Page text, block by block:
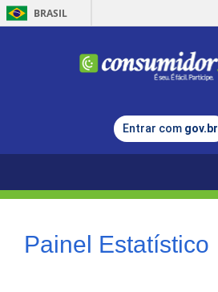
BRASIL
Entrar com gov.br
Painel Estatístico